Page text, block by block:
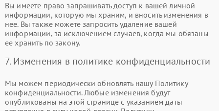
Вы имеете право запрашивать доступ к вашей личной
информации, которую мы храним, и вносить изменения в
нее. Вы также можете запросить удаление вашей
информации, за исключением случаев, когда мы обязаны
ее хранить по закону.
7. Изменения в политике конфиденциальности
Мы можем периодически обновлять нашу Политику
конфиденциальности. Любые изменения будут
опубликованы на этой странице с указанием даты